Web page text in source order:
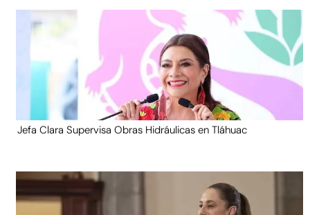
Jefa Clara Supervisa Obras Hidráulicas en Tláhuac